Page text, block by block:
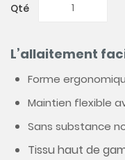
Qté
L’allaitement
Forme
Maintien flexible
Sans substance
Tissu haut de
images